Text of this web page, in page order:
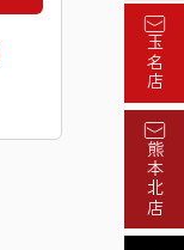
玉名店
熊本北店